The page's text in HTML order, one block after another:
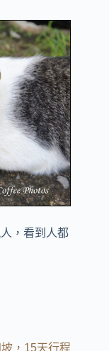
，看到人都
，15天行程